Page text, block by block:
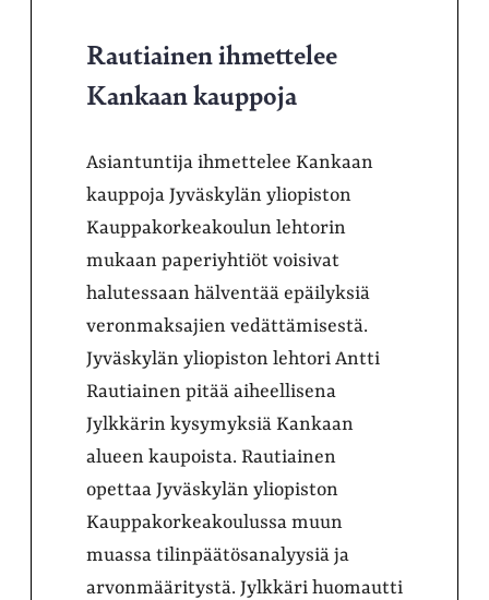
Rautiainen ihmettelee
Kankaan kauppoja
Asiantuntija ihmettelee Kankaan
kauppoja Jyväskylän yliopiston
Kauppakorkeakoulun lehtorin
mukaan paperiyhtiöt voisivat
halutessaan hälventää epäilyksiä
veronmaksajien vedättämisestä.
Jyväskylän yliopiston lehtori Antti
Rautiainen pitää aiheellisena
Jylkkärin kysymyksiä Kankaan
alueen kaupoista. Rautiainen
opettaa Jyväskylän yliopiston
Kauppakorkeakoulussa muun
muassa tilinpäätösanalyysiä ja
arvonmääritystä. Jylkkäri huomautti